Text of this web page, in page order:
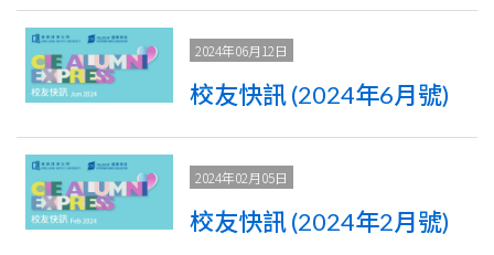
2024年06月12日
校友快訊 (2024年6月號)
2024年02月05日
校友快訊 (2024年2月號)